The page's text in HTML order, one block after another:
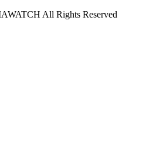
All Rights Reserved